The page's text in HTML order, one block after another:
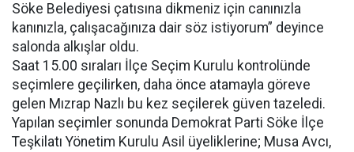
Söke Belediyesi çatısına dikmeniz için canınızla
kanınızla, çalışacağınıza dair söz istiyorum” deyince
salonda alkışlar oldu.
Saat 15.00 sıraları İlçe Seçim Kurulu kontrolünde
seçimlere geçilirken, daha önce atamayla göreve
gelen Mızrap Nazlı bu kez seçilerek güven tazeledi.
Yapılan seçimler sonunda Demokrat Parti Söke İlçe
Teşkilatı Yönetim Kurulu Asil üyeliklerine; Musa Avcı,